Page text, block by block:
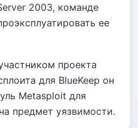
2003, команде
ее
проекта
для BlueKeep он
Metasploit для
предмет уязвимости.